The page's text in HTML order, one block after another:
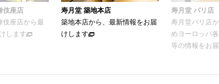
寿月堂 築地本店
築地本店から、最新情報をお届
けします
寿月堂パリ店から、パリをはじ
めヨーロッパ各国のお得意さま
等の情報をお届けします